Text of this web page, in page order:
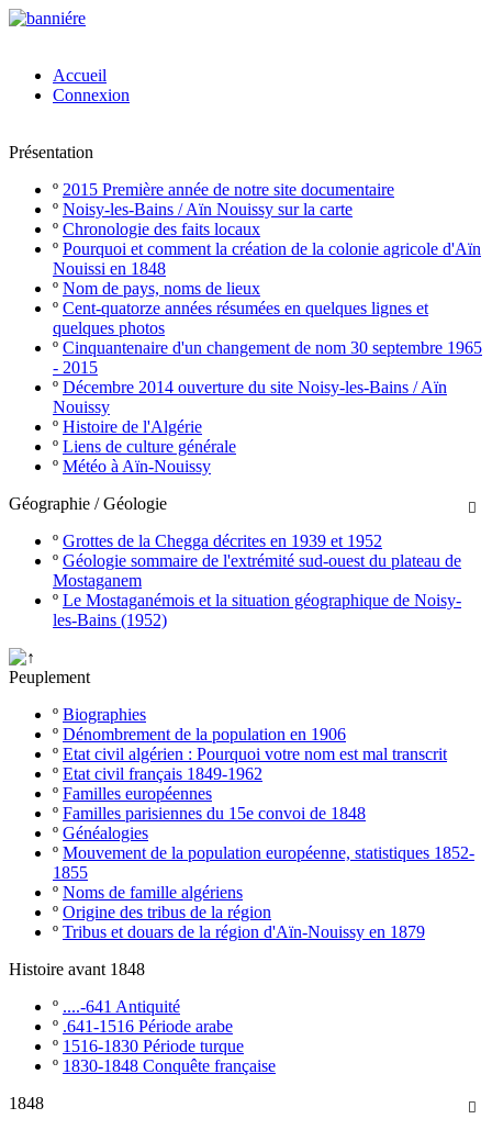
Accueil
Connexion
Présentation
º 2015 Première année de notre site documentaire
º Noisy-les-Bains / Aïn Nouissy sur la carte
º Chronologie des faits locaux
º Pourquoi et comment la création de la colonie agricole d'Aïn
Nouissi en 1848
º Nom de pays, noms de lieux
º Cent-quatorze années résumées en quelques lignes et
quelques photos
º Cinquantenaire d'un changement de nom 30 septembre 1965
- 2015
º Décembre 2014 ouverture du site Noisy-les-Bains / Aïn
Nouissy
º Histoire de l'Algérie
º Liens de culture générale
º Météo à Aïn-Nouissy

Géographie / Géologie
º Grottes de la Chegga décrites en 1939 et 1952
º Géologie sommaire de l'extrémité sud-ouest du plateau de
Mostaganem
º Le Mostaganémois et la situation géographique de Noisy-
les-Bains (1952)
Peuplement
º Biographies
º Dénombrement de la population en 1906
º Etat civil algérien : Pourquoi votre nom est mal transcrit
º Etat civil français 1849-1962
º Familles européennes
º Familles parisiennes du 15e convoi de 1848
º Généalogies
º Mouvement de la population européenne, statistiques 1852-
1855
º Noms de famille algériens
º Origine des tribus de la région
º Tribus et douars de la région d'Aïn-Nouissy en 1879
Histoire avant 1848
º ....-641 Antiquité
º .641-1516 Période arabe
º 1516-1830 Période turque
º 1830-1848 Conquête française

1848